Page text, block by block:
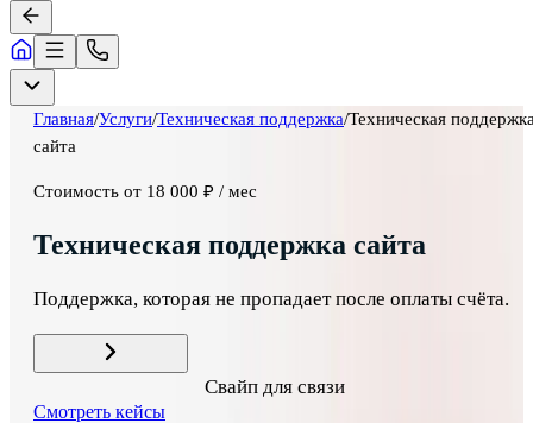
Главная/Услуги/Техническая поддержка/Техническая
сайта
Стоимость от 18 000 ₽ / мес
Техническая поддержка сайта
Поддержка, которая не пропадает после оплаты счёта.
Свайп для связи
Смотреть кейсы